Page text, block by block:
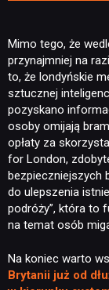
Mimo tego, że
przynajmniej na
to, że londyńskie
sztucznej
pozyskano
osoby omijają
opłaty za
for London,
bezpieczniejszych
do ulepszenia
podróży”, która to
na temat osób
Na koniec warto
Brytanii już od